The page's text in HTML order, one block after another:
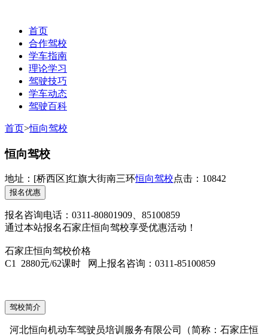
首页
合作驾校
学车指南
理论学习
驾驶技巧
学车动态
驾驶百科
首页>恒向驾校
恒向驾校
地址： [桥西区]红旗大街南三环恒向驾校点击：10842
报名优惠
报名咨询电话：0311-80801909、85100859
通过本站报名石家庄恒向驾校享受优惠活动！
石家庄恒向驾校价格
C1 2880元/62课时 网上报名咨询：0311-85100859
驾校简介
河北恒向机动车驾驶员培训服务有限公司（简称：石家庄恒